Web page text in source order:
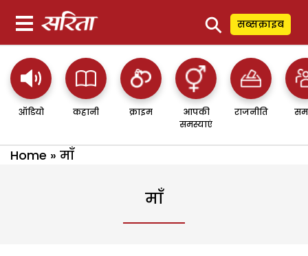
⚲ सब्सक्राइब
ऑडियो कहानी क्राइम
आपकी
समस्याएं
राजनीति
Home » माँ
माँ